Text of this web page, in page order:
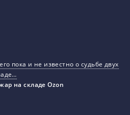
пока и не известно о судьбе двух
на складе Ozon